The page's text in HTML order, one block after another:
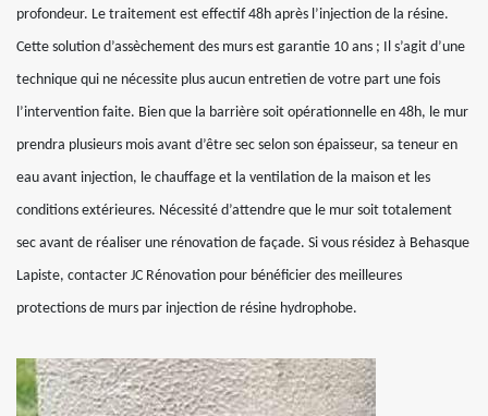
profondeur. Le traitement est effectif 48h après l’injection de la résine.
Cette solution d’assèchement des murs est garantie 10 ans ; Il s’agit d’une
technique qui ne nécessite plus aucun entretien de votre part une fois
l’intervention faite. Bien que la barrière soit opérationnelle en 48h, le mur
prendra plusieurs mois avant d’être sec selon son épaisseur, sa teneur en
eau avant injection, le chauffage et la ventilation de la maison et les
conditions extérieures. Nécessité d’attendre que le mur soit totalement
sec avant de réaliser une rénovation de façade. Si vous résidez à Behasque
Lapiste, contacter JC Rénovation pour bénéficier des meilleures
protections de murs par injection de résine hydrophobe.